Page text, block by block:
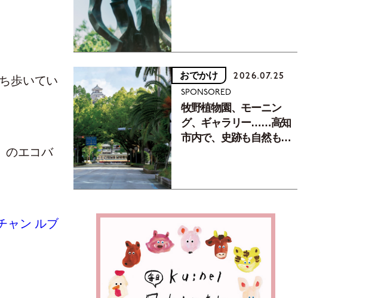
歩いてい
のエコバ
ャン ルブ
おでかけ 2026.07.25
SPONSORED
牧野植物園、モーニン
グ、ギャラリー……高知
市内で、史跡も自然もグ